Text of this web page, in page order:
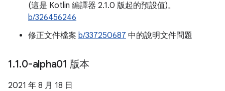
(這是 Kotlin 編譯器 2.1.0 版起的預設值)。
b/326456246
修正文件檔案 b/337250687 中的說明文件問題
1.1.0-alpha01 版本
2021 年 8 月 18 日